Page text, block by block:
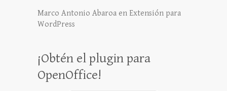
Marco Antonio Abaroa en Extensión para
WordPress
¡Obtén el plugin para
OpenOffice!